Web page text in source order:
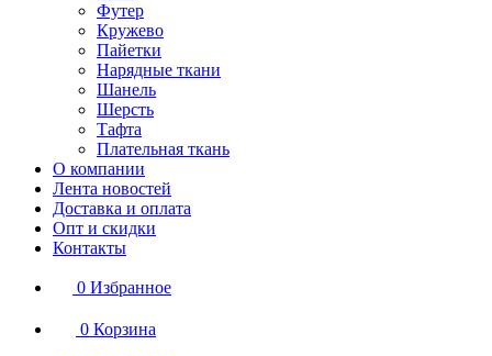
Футер
Кружево
Пайетки
Нарядные ткани
Шанель
Шерсть
Тафта
Плательная ткань
О компании
Лента новостей
Доставка и оплата
Опт и скидки
Контакты
0 Избранное
0 Корзина